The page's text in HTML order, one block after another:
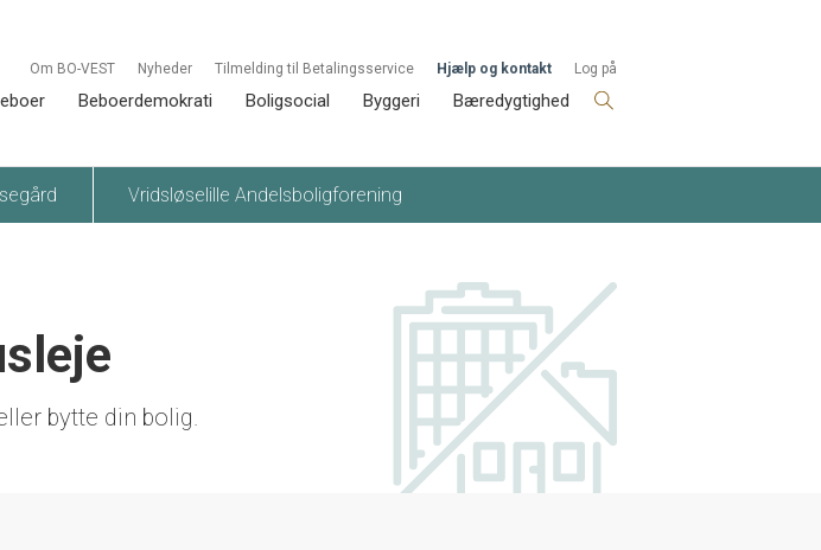
Om BO-VEST Nyheder Tilmelding til Betalingsservice Hjælp og kontakt Log på
Beboerdemokrati Boligsocial Byggeri Bæredygtighed
Vridsløselille Andelsboligforening
bytte din bolig.